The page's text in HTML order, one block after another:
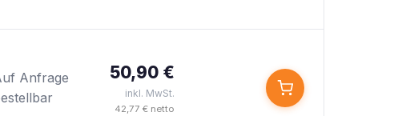
Anfrage
50,90 €
inkl. MwSt.
42,77 € netto